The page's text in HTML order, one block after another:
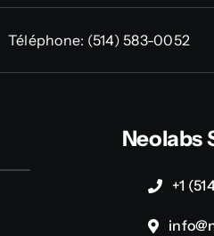
Téléphone: (514) 583-0052
Neolabs
+1